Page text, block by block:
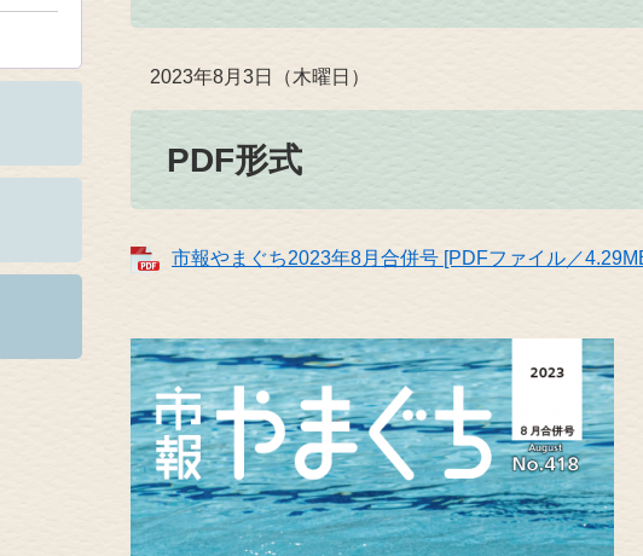
2023年8月3日（木曜日）
PDF形式
市報やまぐち2023年8月合併号 [PDFファイル／